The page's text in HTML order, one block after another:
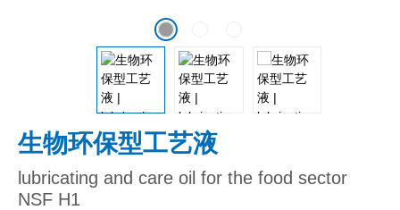
生物环保型工艺液
lubricating and care oil for the food sector
NSF H1